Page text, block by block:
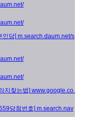
인당] m.search.daum.net/s
지찾는법] www.google.co.
당첨번호] m.search.nav